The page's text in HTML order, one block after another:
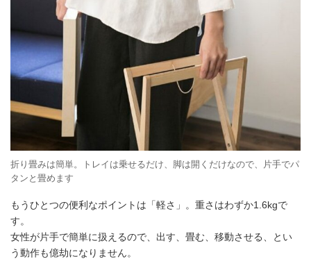
折り畳みは簡単。トレイは乗せるだけ、脚は開くだけなので、片手でパ
タンと畳めます
もうひとつの便利なポイントは「軽さ」。重さはわずか1.6kgで
す。
女性が片手で簡単に扱えるので、出す、畳む、移動させる、とい
う動作も億劫になりません。